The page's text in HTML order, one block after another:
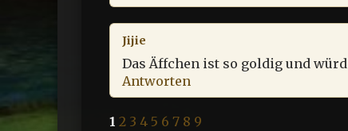
Jijie
Das Äffchen ist so goldig und
Antworten
1 2 3 4 5 6 7 8 9